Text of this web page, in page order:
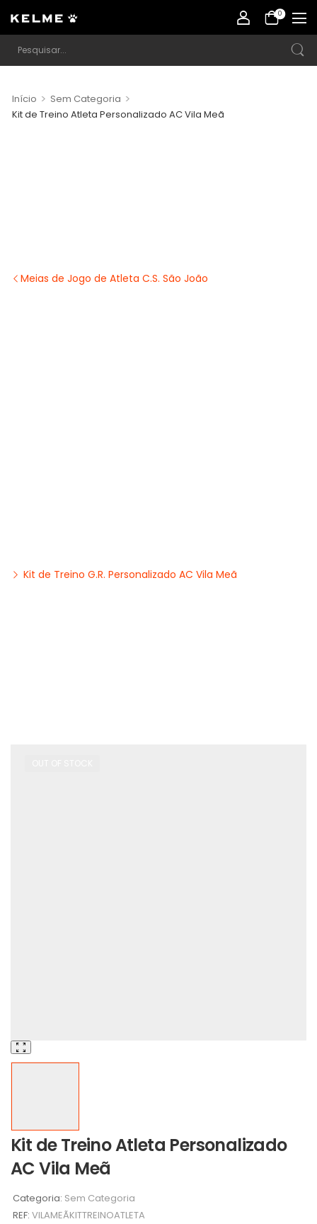
0
Início > Sem Categoria >
Kit de Treino Atleta Personalizado AC Vila Meã
Meias de Jogo de Atleta C.S. São João
Kit de Treino G.R. Personalizado AC Vila Meã
Kit de Treino Atleta Personalizado
AC Vila Meã
Categoria: Sem Categoria
REF: VILAMEÃKITTREINOATLETA